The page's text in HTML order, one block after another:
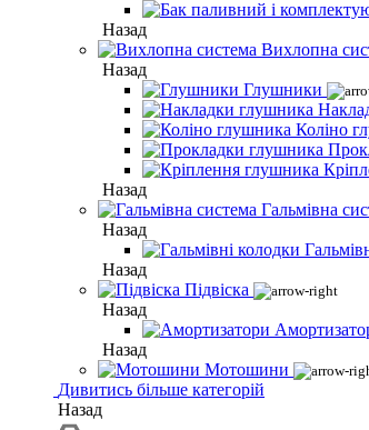
Назад
Вихлопна
Назад
Глушники
Коліно
Назад
Гальмівна
Назад
Назад
Підвіска
Назад
Назад
Мотошини
Дивитись більше категорій
Назад